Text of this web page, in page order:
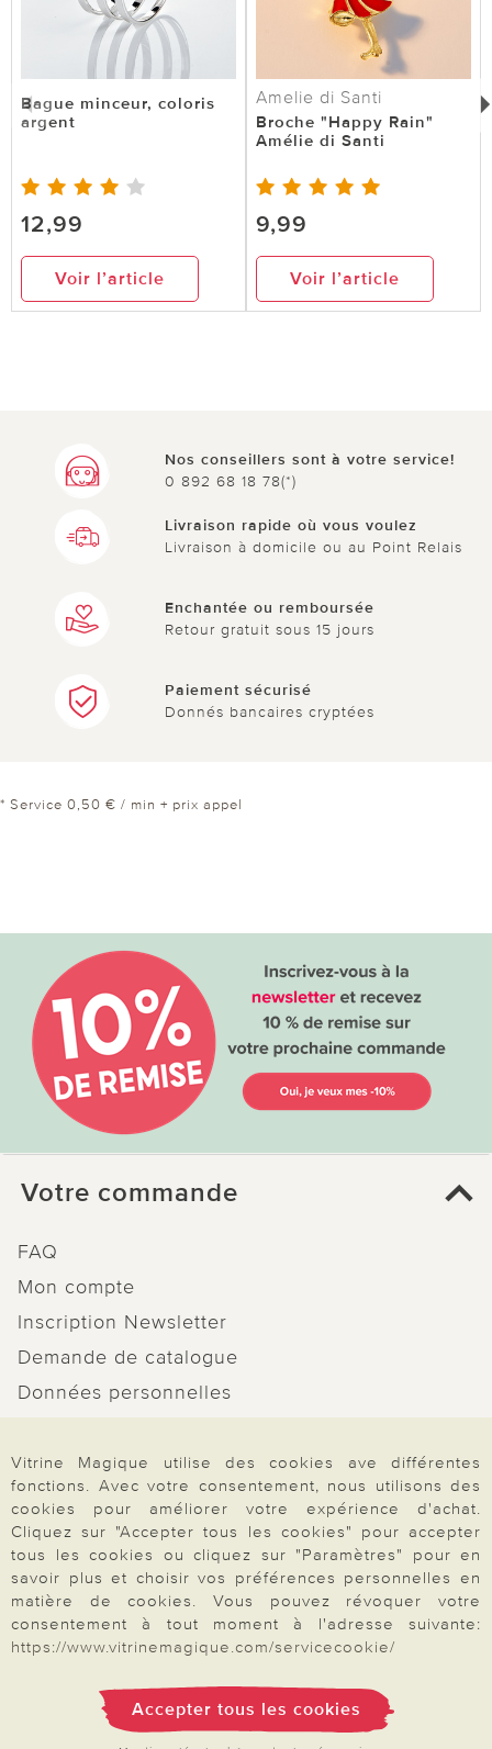
Bague minceur, coloris
argent
12,99
Voir l’article
Amelie di Santi
Broche "Happy Rain"
Amélie di Santi
9,99
Voir l’article
Nos conseillers sont à votre service!
0 892 68 18 78(*)
Livraison rapide où vous voulez
Livraison à domicile ou au Point Relais
Enchantée ou remboursée
Retour gratuit sous 15 jours
Paiement sécurisé
Donnés bancaires cryptées
* Service 0,50 € / min + prix appel
Votre commande
FAQ
Mon compte
Inscription Newsletter
Demande de catalogue
Données personnelles
Rétractation
Paiement & Livraison
Vitrine Magique utilise des cookies ave différentes
fonctions. Avec votre consentement, nous utilisons des
cookies pour améliorer votre expérience d'achat.
Cliquez sur "Accepter tous les cookies" pour accepter
tous les cookies ou cliquez sur "Paramètres" pour en
savoir plus et choisir vos préférences personnelles en
matière de cookies. Vous pouvez révoquer votre
consentement à tout moment à l'adresse suivante:
https://www.vitrinemagique.com/servicecookie/
Accepter tous les cookies